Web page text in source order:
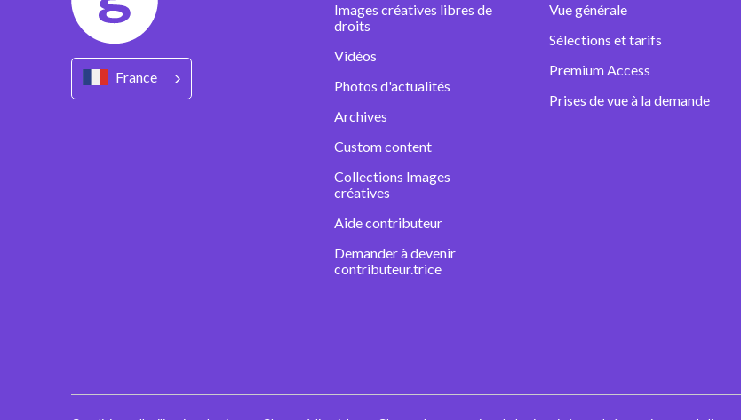
France
Images créatives libres de
droits
Vidéos
Photos d'actualités
Archives
Custom content
Collections Images
créatives
Aide contributeur
Demander à devenir
contributeur.trice
Vue générale
Sélections et tarifs
Premium Access
Prises de vue à la demande